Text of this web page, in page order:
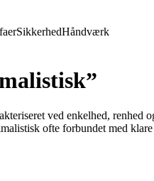
SikkerhedHåndværk
ved enkelhed,
ofte forbundet med